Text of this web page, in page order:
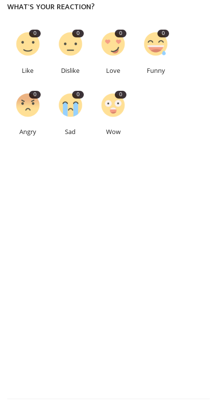
WHAT'S YOUR REACTION?
0
Like
0
Dislike
0
Love
0
Funny
0
Angry
0
Sad
0
Wow